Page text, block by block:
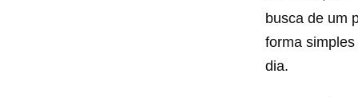
busca de um
forma
dia.